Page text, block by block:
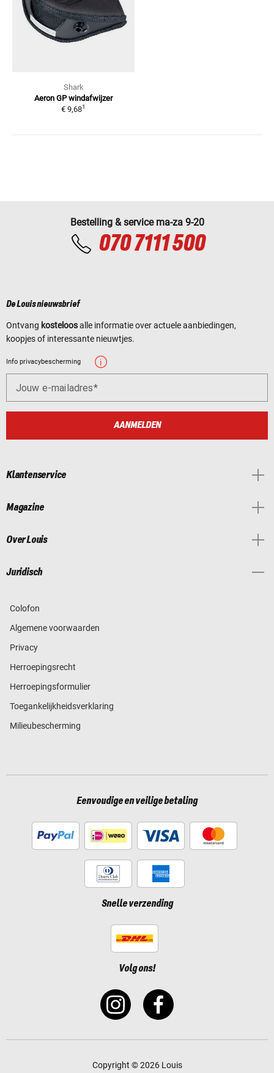
Shark
Aeron GP windafwijzer
€ 9,681
Bestelling & service ma-za 9-20
070 7111 500
De Louis nieuwsbrief
Ontvang kosteloosalle informatie over actuele aanbiedingen,
koopjes of interessante nieuwtjes.
Info privacybescherming
Jouw e-mailadres
AANMELDEN
Klantenservice
Magazine
Over Louis
Juridisch
Colofon
Algemene voorwaarden
Privacy
Herroepingsrecht
Herroepingsformulier
Toegankelijkheidsverklaring
Milieubescherming
Eenvoudige en veilige betaling
Snelle verzending
Volg ons!
Copyright © 2026 Louis